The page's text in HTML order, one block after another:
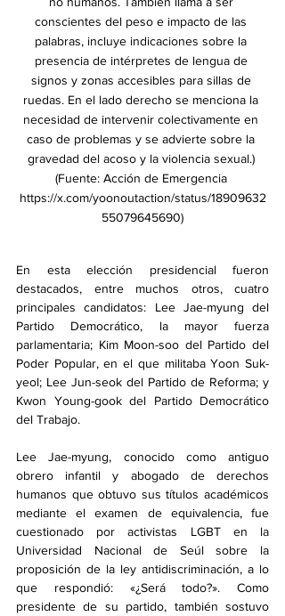
conscientes del peso e impacto de las
palabras, incluye indicaciones sobre la
presencia de intérpretes de lengua de
signos y zonas accesibles para sillas de
ruedas. En el lado derecho se menciona la
necesidad de intervenir colectivamente en
caso de problemas y se advierte sobre la
gravedad del acoso y la violencia sexual.)
(Fuente: Acción de Emergencia
https://x.com/yoonoutaction/status/18909632
55079645690)
En esta elección presidencial fueron
destacados, entre muchos otros, cuatro
principales candidatos: Lee Jae-myung del
Partido Democrático, la mayor fuerza
parlamentaria; Kim Moon-soo del Partido del
Poder Popular, en el que militaba Yoon Suk-
yeol; Lee Jun-seok del Partido de Reforma; y
Kwon Young-gook del Partido Democrático
del Trabajo.
Lee Jae-myung, conocido como antiguo
obrero infantil y abogado de derechos
humanos que obtuvo sus títulos académicos
mediante el examen de equivalencia, fue
cuestionado por activistas LGBT en la
Universidad Nacional de Seúl sobre la
proposición de la ley antidiscriminación, a lo
que respondió: «¿Será todo?». Como
presidente de su partido, también sostuvo